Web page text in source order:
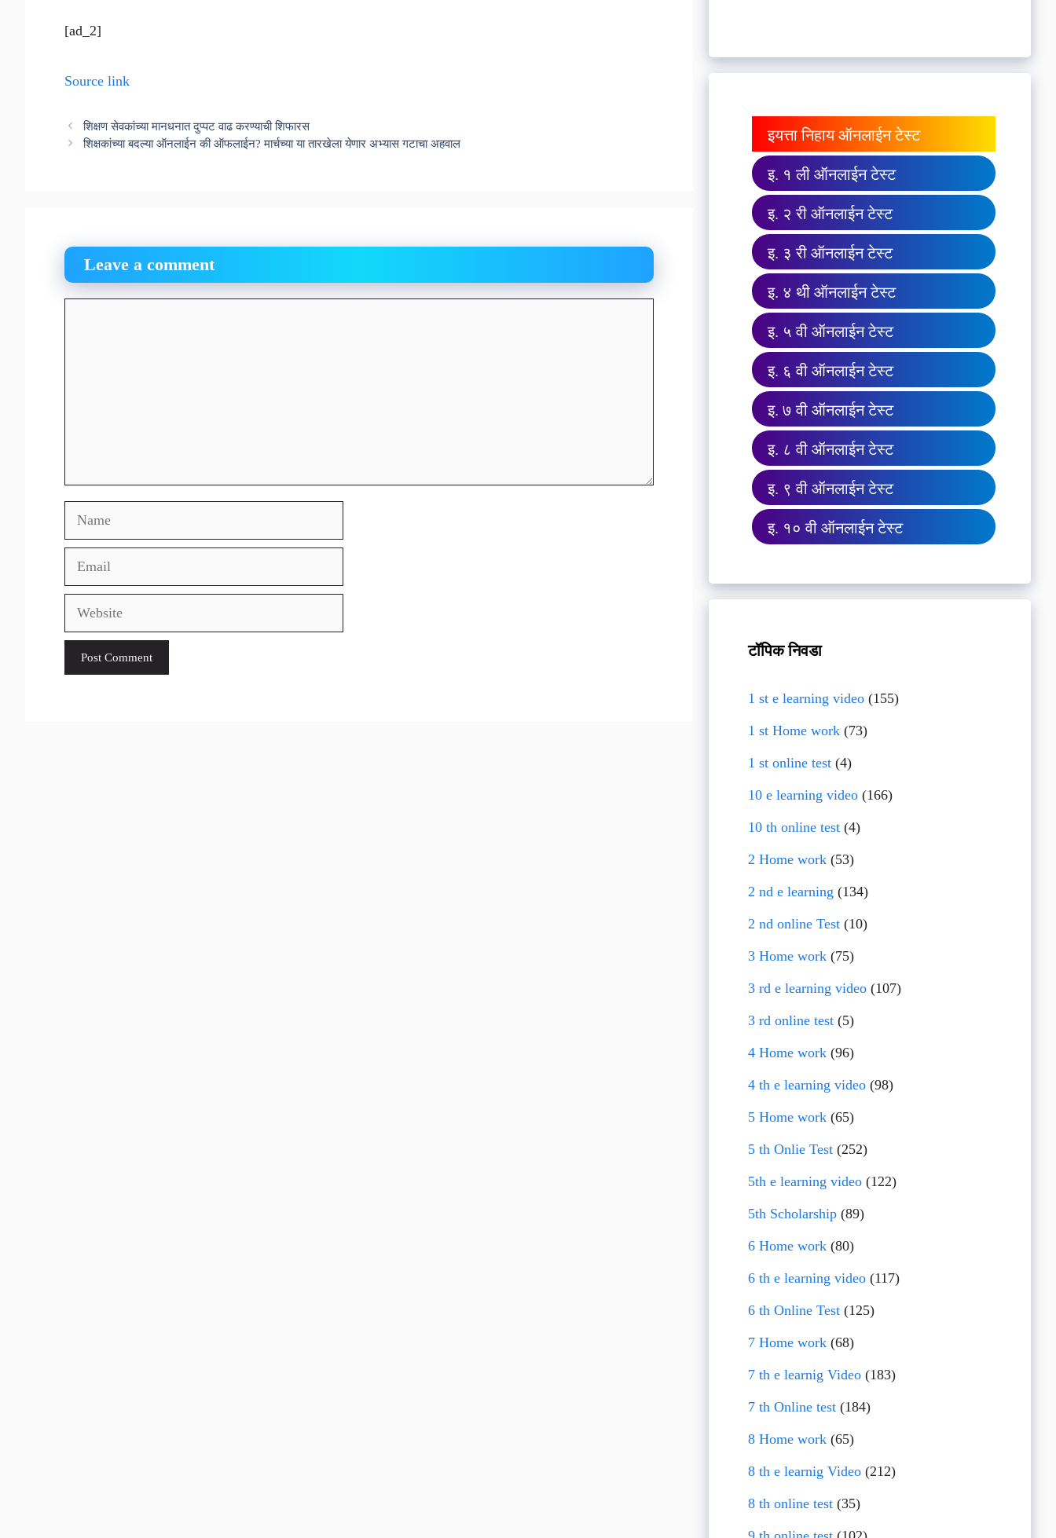
[ad_2]
Source link
शिक्षण सेवकांच्या मानधनात दुप्पट वाढ करण्याची शिफारस
शिक्षकांच्या बदल्या ऑनलाईन की ऑफलाईन? मार्चच्या या तारखेला येणार अभ्यास गटाचा अहवाल
Leave a comment
Name
Email
Website
इयत्ता निहाय ऑनलाईन टेस्ट
इ. १ ली ऑनलाईन टेस्ट
इ. २ री ऑनलाईन टेस्ट
इ. ३ री ऑनलाईन टेस्ट
इ. ४ थी ऑनलाईन टेस्ट
इ. ५ वी ऑनलाईन टेस्ट
इ. ६ वी ऑनलाईन टेस्ट
इ. ७ वी ऑनलाईन टेस्ट
इ. ८ वी ऑनलाईन टेस्ट
इ. ९ वी ऑनलाईन टेस्ट
इ. १० वी ऑनलाईन टेस्ट
टॉपिक निवडा
1 st e learning video(155)
1 st Home work(73)
1 st online test(4)
10 e learning video(166)
10 th online test(4)
2 Home work(53)
2 nd e learning (134)
2 nd online Test(10)
3 Home work(75)
3 rd e learning video(107)
3 rd online test(5)
4 Home work(96)
4 th e learning video(98)
5 Home work(65)
5 th Onlie Test(252)
5th e learning video(122)
5th Scholarship(89)
6 Home work(80)
6 th e learning video(117)
6 th Online Test(125)
7 Home work(68)
7 th e learnig Video(183)
7 th Online test(184)
8 Home work(65)
8 th e learnig Video(212)
8 th online test(35)